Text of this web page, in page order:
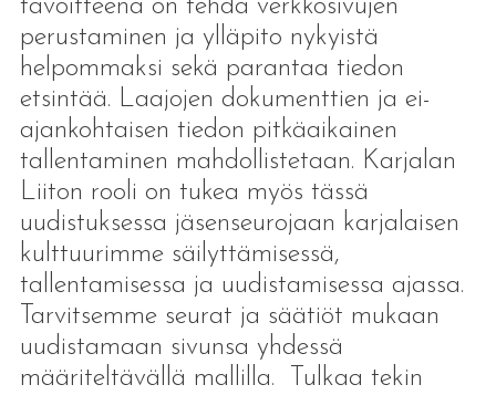
tavoitteena on tehdä verkkosivujen
perustaminen ja ylläpito nykyistä
helpommaksi sekä parantaa tiedon
etsintää. Laajojen dokumenttien ja ei-
ajankohtaisen tiedon pitkäaikainen
tallentaminen mahdollistetaan. Karjalan
Liiton rooli on tukea myös tässä
uudistuksessa jäsenseurojaan karjalaisen
kulttuurimme säilyttämisessä,
tallentamisessa ja uudistamisessa ajassa.
Tarvitsemme seurat ja säätiöt mukaan
uudistamaan sivunsa yhdessä
määriteltävällä mallilla. Tulkaa tekin